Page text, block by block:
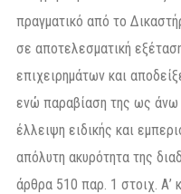
πραγματικό από το
σε αποτελεσματική
επιχειρημάτων και
ενώ παραβίαση της ως άνω
έλλειψη ειδικής και
απόλυτη ακυρότητα της
άρθρα 510 παρ. 1 στοιχ. Α’